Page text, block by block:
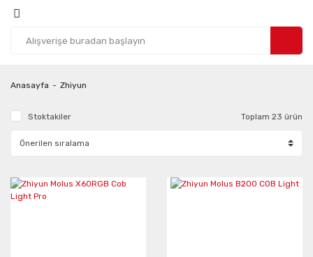
Anasayfa Zhiyun
Stoktakiler Toplam 23 ürün